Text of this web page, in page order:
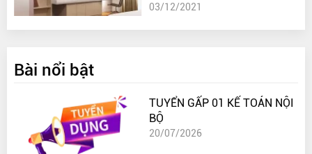
03/12/2021
Bài nổi bật
TUYỂN GẤP 01 KẾ TOÁN NỘI
BỘ
20/07/2026